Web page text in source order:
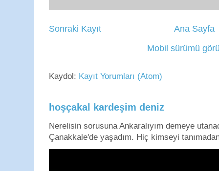
Sonraki Kayıt
Ana Sayfa
Mobil sürümü
Kaydol: Kayıt Yorumları (Atom)
hoşçakal kardeşim deniz
Nerelisin sorusuna Ankaralıyım demeye
Çanakkale'de yaşadım. Hiç kimseyi